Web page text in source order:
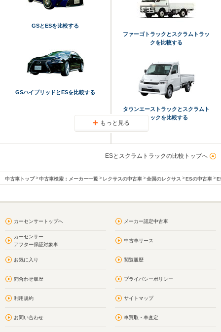
GSとESを比較する
GSハイブリッドとESを比較する
ファーゴトラックとスクラムトラッ
クを比較する
タウンエーストラックとスクラムト
ラックを比較する
もっと見る
ESとスクラムトラックの比較トップへ
中古車トップ 中古車検索：メーカー一覧 レクサスの中古車 全国のレクサス ESの中古車
カーセンサートップへ メーカー認定中古車
カーセンサー
アフター保証対象車
中古車リース
お気に入り 閲覧履歴
問合わせ履歴 プライバシーポリシー
利用規約 サイトマップ
お問い合わせ 車買取・車査定